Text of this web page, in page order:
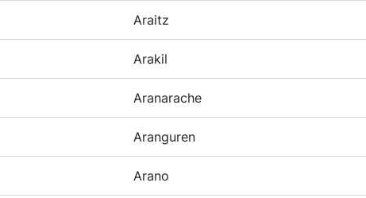
Araitz
Arakil
Aranarache
Aranguren
Arano